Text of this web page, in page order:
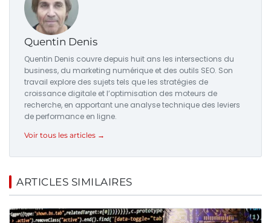
Quentin Denis
Quentin Denis couvre depuis huit ans les intersections du
business, du marketing numérique et des outils SEO. Son
travail explore des sujets tels que les stratégies de
croissance digitale et l’optimisation des moteurs de
recherche, en apportant une analyse technique des leviers
de performance en ligne.
Voir tous les articles →
ARTICLES SIMILAIRES